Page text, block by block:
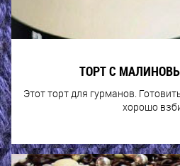
ТОРТ С
Этот торт для гурманов.
хорошо